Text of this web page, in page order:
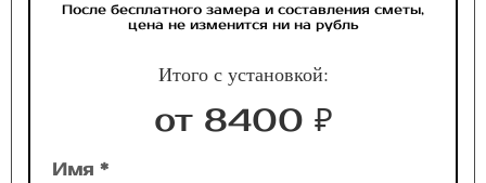
После бесплатного замера и составления сметы,
цена не изменится ни на рубль
Итого с установкой:
от 8400 ₽
Имя *